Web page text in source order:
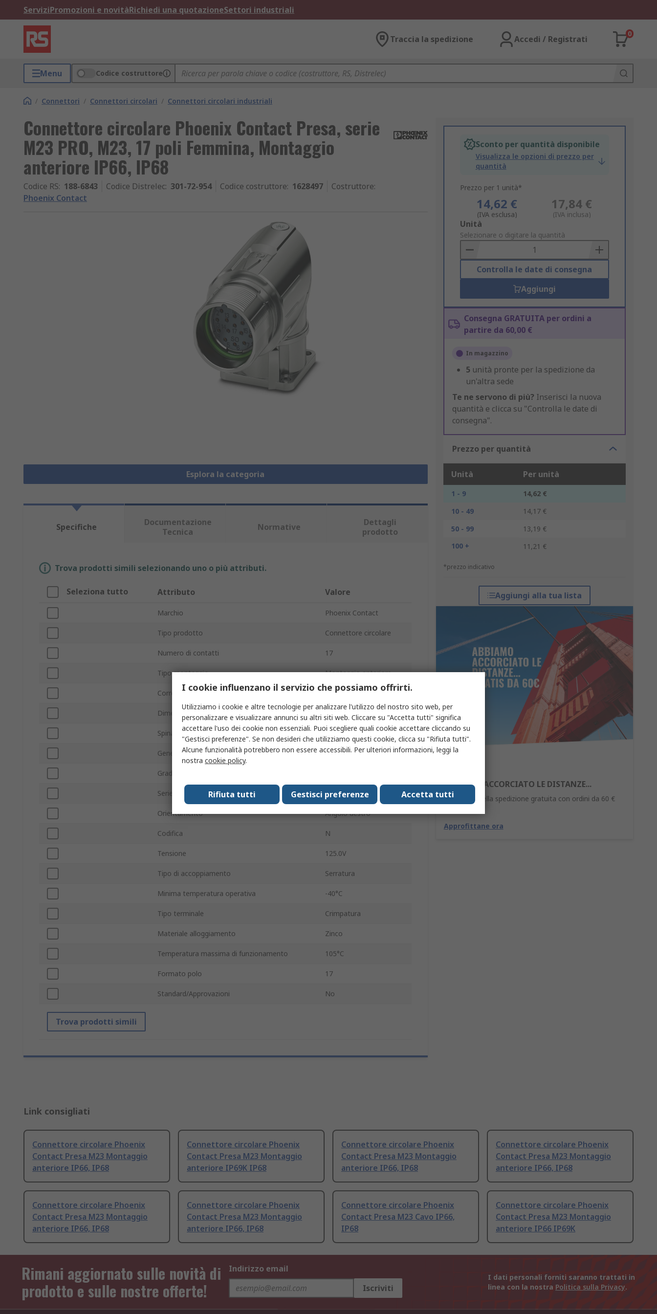
ServiziPromozioni e novitàRichiedi una quotazioneSettori industriali
Traccia la spedizione Accedi / Registrati
0
Menu Codice costruttore
/ Connettori / Connettori circolari / Connettori circolari industriali
Connettore circolare Phoenix Contact Presa, serie
M23 PRO, M23, 17 poli Femmina, Montaggio
anteriore IP66, IP68
Codice RS: 188-6843 Codice Distrelec: 301-72-954 Codice costruttore: 1628497 Costruttore:
Phoenix Contact
Esplora la categoria
Sconto per quantità disponibile
Visualizza le opzioni di prezzo per
quantità
Prezzo per 1 unità*
14,62 €
(IVA esclusa)
17,84 €
(IVA inclusa)
Add
to
Basket
Unità
Selezionare o digitare la quantità
Controlla le date di consegna
Aggiungi
Consegna GRATUITA per ordini a
partire da 60,00 €
In magazzino
5 unità pronte per la spedizione da
un'altra sede
Te ne servono di più? Inserisci la nuova
quantità e clicca su "Controlla le date di
consegna".
Prezzo per quantità
Unità Per unità
1 - 9
14,62 €
10 - 49
14,17 €
50 - 99
13,19 €
100 +
11,21 €
*prezzo indicativo
Aggiungi alla tua lista
ABBIAMO ACCORCIATO LE DISTANZE...
Approfitta della spedizione gratuita con ordini da 60 €
Approfittane ora
Specifiche
Documentazione
Tecnica
Normative
Dettagli
prodotto
Trova prodotti simili selezionando uno o più attributi.
Seleziona tutto Attributo Valore
Marchio Phoenix Contact
Tipo prodotto Connettore circolare
Numero di contatti 17
Tipo montaggio Montaggio anteriore
Corrente 8A
Dimensione connettore M23
Spina/Presa Presa
Genere contatto Femmina
Grado IP
Serie M23 PRO
Orientamento Angolo destro
Codifica N
Tensione 125.0V
Tipo di accoppiamento Serratura
Minima temperatura operativa -40°C
Tipo terminale Crimpatura
Materiale alloggiamento Zinco
Temperatura massima di funzionamento 105°C
Formato polo 17
Standard/Approvazioni No
Trova prodotti simili
Link consigliati
Connettore circolare Phoenix
Contact Presa M23 Montaggio
anteriore IP66, IP68
Connettore circolare Phoenix
Contact Presa M23 Montaggio
anteriore IP69K IP68
Connettore circolare Phoenix
Contact Presa M23 Montaggio
anteriore IP66, IP68
Connettore circolare Phoenix
Contact Presa M23 Montaggio
anteriore IP66, IP68
Connettore circolare Phoenix
Contact Presa M23 Montaggio
anteriore IP66, IP68
Connettore circolare Phoenix
Contact Presa M23 Montaggio
anteriore IP66, IP68
Connettore circolare Phoenix
Contact Presa M23 Cavo IP66,
IP68
Connettore circolare Phoenix
Contact Presa M23 Montaggio
anteriore IP66 IP69K
Rimani aggiornato sulle novità di
prodotto e sulle nostre offerte!
Indirizzo email
Iscriviti
I dati personali forniti saranno trattati in
linea con la nostra Politica sulla Privacy.
I cookie influenzano il servizio che possiamo offrirti.
Utilizziamo i cookie e altre tecnologie per analizzare l'utilizzo del nostro sito web, per
personalizzare e visualizzare annunci su altri siti web. Cliccare su "Accetta tutti" significa
accettare l'uso dei cookie non essenziali. Puoi scegliere quali cookie accettare cliccando su
"Gestisci preferenze". Se non desideri che utilizziamo questi cookie, clicca su "Rifiuta tutti".
Alcune funzionalità potrebbero non essere accessibili. Per ulteriori informazioni, leggi la
nostra cookie policy.
Accetta tutti
Gestisci preferenze
Rifiuta tutti